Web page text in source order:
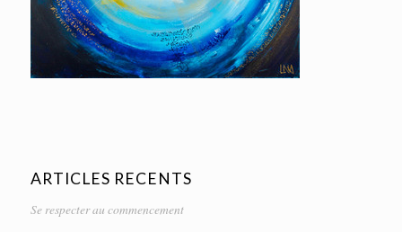
ARTICLES RECENTS
Se respecter au commencement